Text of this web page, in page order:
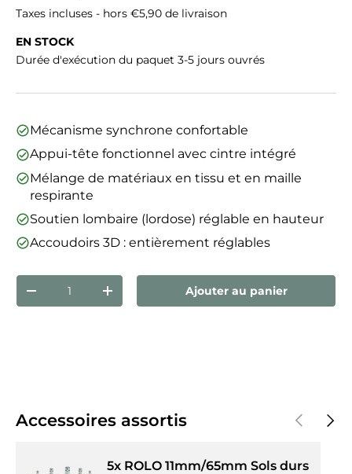
Taxes incluses - hors €5,90 de livraison
EN STOCK
Durée d'exécution du paquet 3-5 jours ouvrés
Mécanisme synchrone confortable
Appui-tête fonctionnel avec cintre intégré
Mélange de matériaux en tissu et en maille
respirante
Soutien lombaire (lordose) réglable en hauteur
Accoudoirs 3D : entièrement réglables
Qté
Diminuer la quantitéAugmenter la quantité
Ajouter au panier
Accessoires assortis Précédent
5x ROLO 11mm/65mm Sols durs